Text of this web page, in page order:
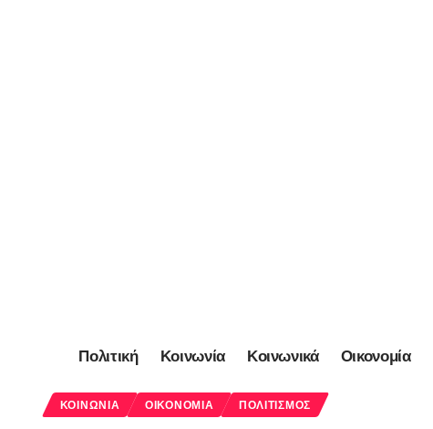
Πολιτική Κοινωνία Κοινωνικά Οικονομία
ΚΟΙΝΩΝΊΑ ΟΙΚΟΝΟΜΊΑ ΠΟΛΙΤΙΣΜΌΣ